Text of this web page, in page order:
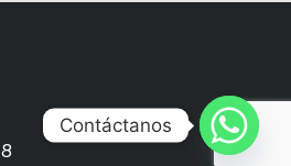
Contáctanos